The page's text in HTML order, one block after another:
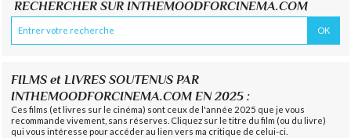
RECHERCHER SUR INTHEMOODFORCINEMA.COM
FILMS et LIVRES SOUTENUS PAR
INTHEMOODFORCINEMA.COM EN 2025 :
Ces films (et livres sur le cinéma) sont ceux de l'année 2025 que je vous
recommande vivement, sans réserves. Cliquez sur le titre du film (ou du livre)
qui vous intéresse pour accéder au lien vers ma critique de celui-ci.